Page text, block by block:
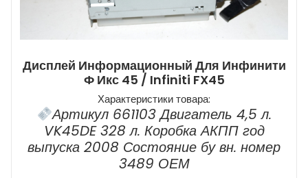
Дисплей Информационный Для Инфинити
Ф Икс 45 / Infiniti FX45
Характеристики товара:
Артикул 661103 Двигатель 4,5 л.
VK45DE 328 л. Коробка АКПП год
выпуска 2008 Состояние бу вн. номер
3489 ОЕМ